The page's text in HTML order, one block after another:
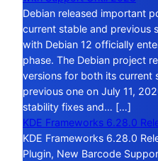
Debian released important
current stable and previous
with Debian 12 officially
phase. The Debian project
versions for both its current
previous one on July 11,
stability fixes and… […]
KDE Frameworks 6.28.0
KDE Frameworks 6.28.0
Plugin, New Barcode